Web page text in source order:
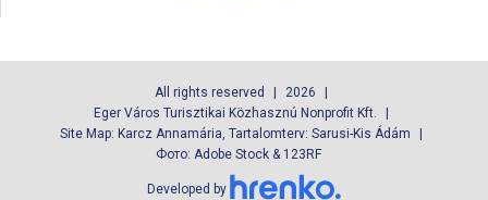
All rights reserved
2026
Eger Város Turisztikai Közhasznú Nonprofit Kft.
Site Map: Karcz Annamária, Tartalomterv: Sarusi-Kis Ádám
Фото: Adobe Stock & 123RF
Developed by